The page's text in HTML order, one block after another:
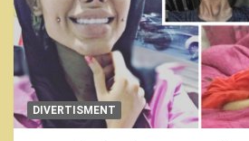
DIVERTISMENT